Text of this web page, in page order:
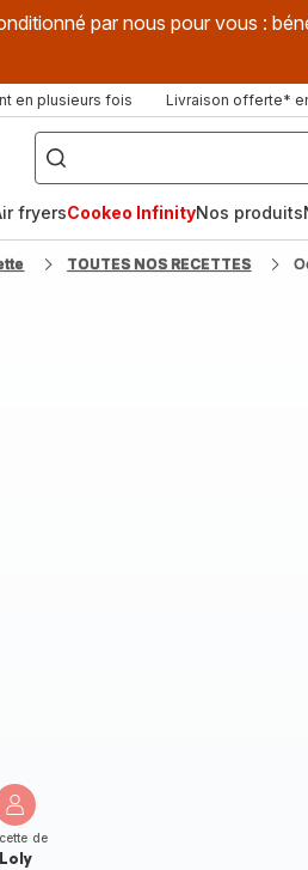
par nous pour vous :
en plusieurs fois Livraison offerte*
["Que
recherchez-
vous
?",
fryer",
"Companion"]
fryersCookeo InfinityNos produits
TOUTES NOS RECETTES
de
Loly